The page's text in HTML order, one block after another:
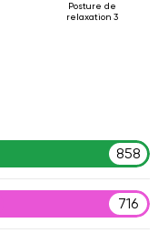
Posture de
relaxation 3
858
716